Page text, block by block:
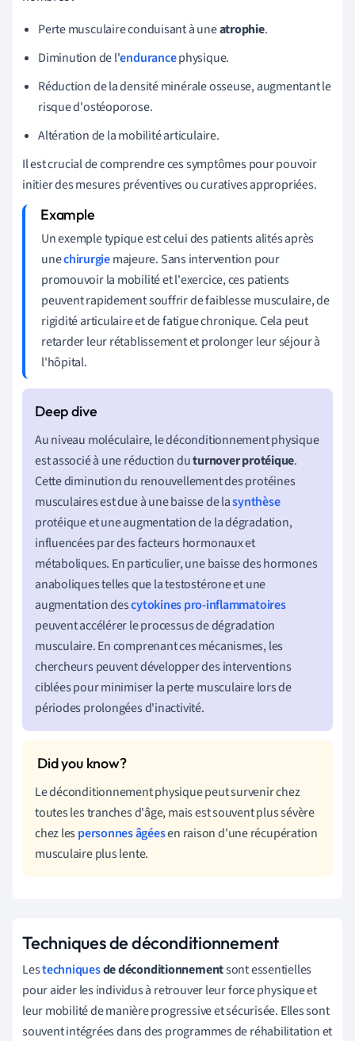
Perte musculaire conduisant à uneatrophie.
Diminution de l'endurancephysique.
Réduction de la densité minérale osseuse, augmentant le
risque d'ostéoporose.
Altération de la mobilité articulaire.
Il est crucial de comprendre ces symptômes pour pouvoir
initier des mesures préventives ou curatives appropriées.
Un exemple typique est celui des patients alités après
unechirurgiemajeure. Sans intervention pour
promouvoir la mobilité et l'exercice, ces patients
peuvent rapidement souffrir de faiblesse musculaire, de
rigidité articulaire et de fatigue chronique. Cela peut
retarder leur rétablissement et prolonger leur séjour à
l'hôpital.
Au niveau moléculaire, le déconditionnement physique
est associé à une réduction duturnover protéique.
Cette diminution du renouvellement des protéines
musculaires est due à une baisse de lasynthèse
protéique et une augmentation de la dégradation,
influencées par des facteurs hormonaux et
métaboliques. En particulier, une baisse des hormones
anaboliques telles que la testostérone et une
augmentation descytokines pro-inflammatoires
peuvent accélérer le processus de dégradation
musculaire. En comprenant ces mécanismes, les
chercheurs peuvent développer des interventions
ciblées pour minimiser la perte musculaire lors de
périodes prolongées d'inactivité.
Le déconditionnement physique peut survenir chez
toutes les tranches d'âge, mais est souvent plus sévère
chez lespersonnes âgéesen raison d'une récupération
musculaire plus lente.
Techniques de déconditionnement
Lestechniquesde déconditionnementsont essentielles
pour aider les individus à retrouver leur force physique et
leur mobilité de manière progressive et sécurisée. Elles sont
souvent intégrées dans des programmes de réhabilitation et